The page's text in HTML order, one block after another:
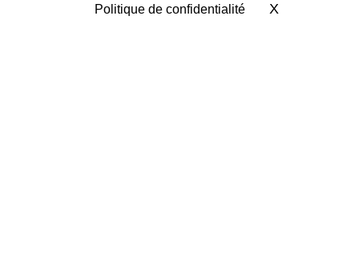
Politique de confidentialité
XMasquer le